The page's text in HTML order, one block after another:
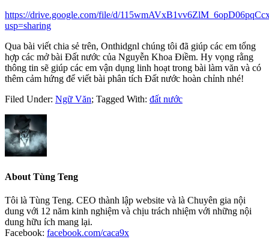
https://drive.google.com/file/d/
usp=sharing
Qua bài viết chia sẻ trên, Onthidgnl chúng tôi đã giúp các em tổng
hợp các mở bài Đất nước của Nguyễn Khoa Điềm. Hy vọng rằng
thông tin sẽ giúp các em vận dụng linh hoạt trong bài làm văn và có
thêm cảm hứng để viết bài phân tích Đất nước hoàn chỉnh nhé!
Filed Under: Ngữ Văn; Tagged With: đất nước
About Tùng Teng
Tôi là Tùng Teng. CEO thành lập website và là Chuyên gia nội
dung với 12 năm kinh nghiệm và chịu trách nhiệm với những nội
dung hữu ích mang lại.
Facebook: facebook.com/caca9x